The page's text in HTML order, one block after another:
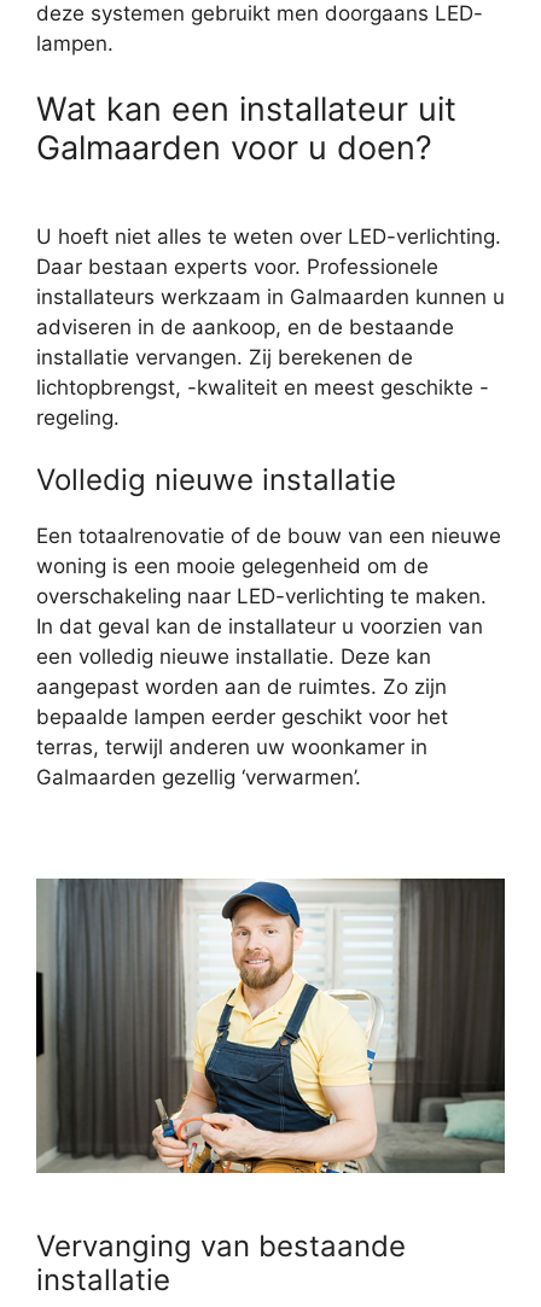
deze systemen gebruikt men doorgaans LED-
lampen.
Wat kan een installateur uit
Galmaarden voor u doen?
U hoeft niet alles te weten over LED-verlichting.
Daar bestaan experts voor. Professionele
installateurs werkzaam in Galmaarden kunnen u
adviseren in de aankoop, en de bestaande
installatie vervangen. Zij berekenen de
lichtopbrengst, -kwaliteit en meest geschikte -
regeling.
Volledig nieuwe installatie
Een totaalrenovatie of de bouw van een nieuwe
woning is een mooie gelegenheid om de
overschakeling naar LED-verlichting te maken.
In dat geval kan de installateur u voorzien van
een volledig nieuwe installatie. Deze kan
aangepast worden aan de ruimtes. Zo zijn
bepaalde lampen eerder geschikt voor het
terras, terwijl anderen uw woonkamer in
Galmaarden gezellig ‘verwarmen’.
Vervanging van bestaande
installatie